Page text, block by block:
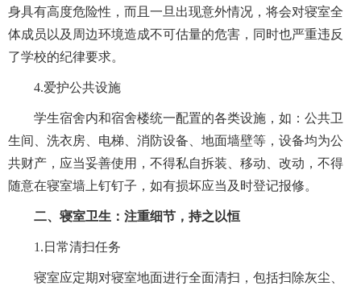
身具有高度危险性，而且一旦出现意外情况，将会对寝室全
体成员以及周边环境造成不可估量的危害，同时也严重违反
了学校的纪律要求。
4.爱护公共设施
学生宿舍内和宿舍楼统一配置的各类设施，如：公共卫
生间、洗衣房、电梯、消防设备、地面墙壁等，设备均为公
共财产，应当妥善使用，不得私自拆装、移动、改动，不得
随意在寝室墙上钉钉子，如有损坏应当及时登记报修。
二、寝室卫生：注重细节，持之以恒
1.日常清扫任务
寝室应定期对寝室地面进行全面清扫，包括扫除灰尘、